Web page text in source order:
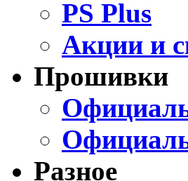
PS Plus
Акции и
Прошивки
Разное